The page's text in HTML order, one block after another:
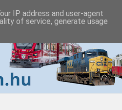
IP address and user-agent
of service, generate usage